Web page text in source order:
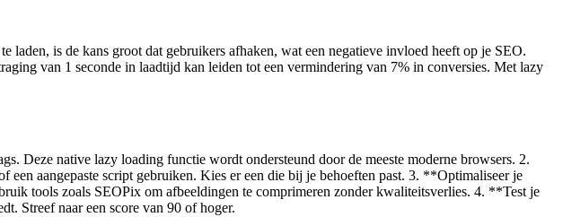
laden, is de kans groot dat gebruikers afhaken, wat een negatieve invloed heeft op je SEO.
van 1 seconde in laadtijd kan leiden tot een vermindering van 7% in conversies. Met lazy
Deze native lazy loading functie wordt ondersteund door de meeste moderne browsers. 2.
aangepaste script gebruiken. Kies er een die bij je behoeften past. 3. **Optimaliseer je
tools zoals SEOPix om afbeeldingen te comprimeren zonder kwaliteitsverlies. 4. **Test je
Streef naar een score van 90 of hoger.